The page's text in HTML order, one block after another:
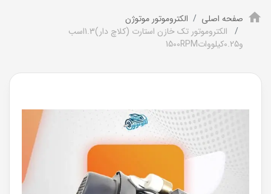
صفحه اصلی
الکتروموتور موتوژن
الکتروموتور تک خازن استارت (کلاچ دار)1.3اسب
و0.25کیلووات1500RPM